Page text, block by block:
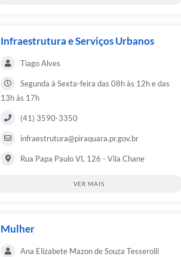
Infraestrutura e Serviços Urbanos
Tiago Alves
Segunda à Sexta-feira das 08h às 12h e das
13h às 17h
(41) 3590-3350
infraestrutura@piraquara.pr.gov.br
Rua Papa Paulo VI, 126 - Vila Chane
VER MAIS
Mulher
Ana Elizabete Mazon de Souza Tesserolli